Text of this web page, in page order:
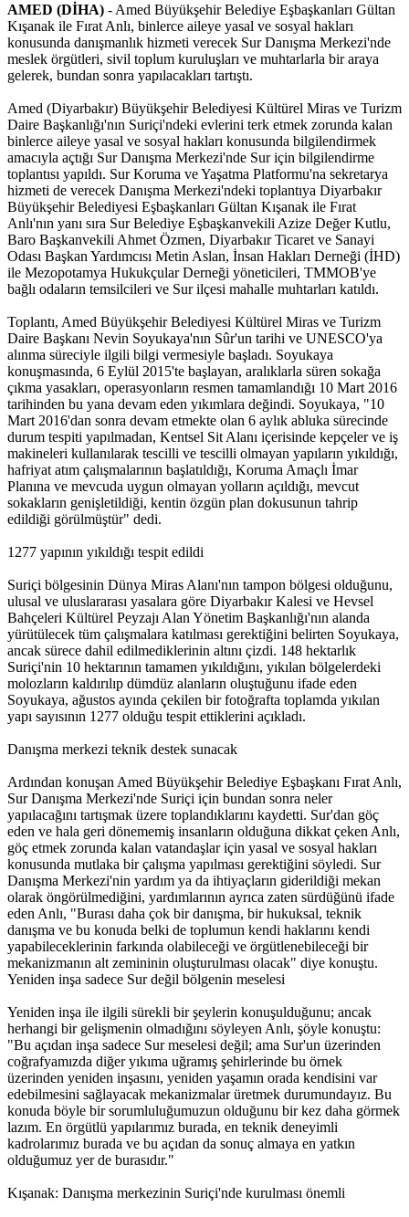
AMED (DİHA) - Amed Büyükşehir Belediye Eşbaşkanları Gültan
Kışanak ile Fırat Anlı, binlerce aileye yasal ve sosyal hakları
konusunda danışmanlık hizmeti verecek Sur Danışma Merkezi'nde
meslek örgütleri, sivil toplum kuruluşları ve muhtarlarla bir araya
gelerek, bundan sonra yapılacakları tartıştı.
Amed (Diyarbakır) Büyükşehir Belediyesi Kültürel Miras ve Turizm
Daire Başkanlığı'nın Suriçi'ndeki evlerini terk etmek zorunda kalan
binlerce aileye yasal ve sosyal hakları konusunda bilgilendirmek
amacıyla açtığı Sur Danışma Merkezi'nde Sur için bilgilendirme
toplantısı yapıldı. Sur Koruma ve Yaşatma Platformu'na sekretarya
hizmeti de verecek Danışma Merkezi'ndeki toplantıya Diyarbakır
Büyükşehir Belediyesi Eşbaşkanları Gültan Kışanak ile Fırat
Anlı'nın yanı sıra Sur Belediye Eşbaşkanvekili Azize Değer Kutlu,
Baro Başkanvekili Ahmet Özmen, Diyarbakır Ticaret ve Sanayi
Odası Başkan Yardımcısı Metin Aslan, İnsan Hakları Derneği (İHD)
ile Mezopotamya Hukukçular Derneği yöneticileri, TMMOB'ye
bağlı odaların temsilcileri ve Sur ilçesi mahalle muhtarları katıldı.
Toplantı, Amed Büyükşehir Belediyesi Kültürel Miras ve Turizm
Daire Başkanı Nevin Soyukaya'nın Sûr'un tarihi ve UNESCO'ya
alınma süreciyle ilgili bilgi vermesiyle başladı. Soyukaya
konuşmasında, 6 Eylül 2015'te başlayan, aralıklarla süren sokağa
çıkma yasakları, operasyonların resmen tamamlandığı 10 Mart 2016
tarihinden bu yana devam eden yıkımlara değindi. Soyukaya, "10
Mart 2016'dan sonra devam etmekte olan 6 aylık abluka sürecinde
durum tespiti yapılmadan, Kentsel Sit Alanı içerisinde kepçeler ve iş
makineleri kullanılarak tescilli ve tescilli olmayan yapıların yıkıldığı,
hafriyat atım çalışmalarının başlatıldığı, Koruma Amaçlı İmar
Planına ve mevcuda uygun olmayan yolların açıldığı, mevcut
sokakların genişletildiği, kentin özgün plan dokusunun tahrip
edildiği görülmüştür" dedi.
1277 yapının yıkıldığı tespit edildi
Suriçi bölgesinin Dünya Miras Alanı'nın tampon bölgesi olduğunu,
ulusal ve uluslararası yasalara göre Diyarbakır Kalesi ve Hevsel
Bahçeleri Kültürel Peyzajı Alan Yönetim Başkanlığı'nın alanda
yürütülecek tüm çalışmalara katılması gerektiğini belirten Soyukaya,
ancak sürece dahil edilmediklerinin altını çizdi. 148 hektarlık
Suriçi'nin 10 hektarının tamamen yıkıldığını, yıkılan bölgelerdeki
molozların kaldırılıp dümdüz alanların oluştuğunu ifade eden
Soyukaya, ağustos ayında çekilen bir fotoğrafta toplamda yıkılan
yapı sayısının 1277 olduğu tespit ettiklerini açıkladı.
Danışma merkezi teknik destek sunacak
Ardından konuşan Amed Büyükşehir Belediye Eşbaşkanı Fırat Anlı,
Sur Danışma Merkezi'nde Suriçi için bundan sonra neler
yapılacağını tartışmak üzere toplandıklarını kaydetti. Sur'dan göç
eden ve hala geri dönememiş insanların olduğuna dikkat çeken Anlı,
göç etmek zorunda kalan vatandaşlar için yasal ve sosyal hakları
konusunda mutlaka bir çalışma yapılması gerektiğini söyledi. Sur
Danışma Merkezi'nin yardım ya da ihtiyaçların giderildiği mekan
olarak öngörülmediğini, yardımlarının ayrıca zaten sürdüğünü ifade
eden Anlı, "Burası daha çok bir danışma, bir hukuksal, teknik
danışma ve bu konuda belki de toplumun kendi haklarını kendi
yapabileceklerinin farkında olabileceği ve örgütlenebileceği bir
mekanizmanın alt zemininin oluşturulması olacak" diye konuştu.
Yeniden inşa sadece Sur değil bölgenin meselesi
Yeniden inşa ile ilgili sürekli bir şeylerin konuşulduğunu; ancak
herhangi bir gelişmenin olmadığını söyleyen Anlı, şöyle konuştu:
"Bu açıdan inşa sadece Sur meselesi değil; ama Sur'un üzerinden
coğrafyamızda diğer yıkıma uğramış şehirlerinde bu örnek
üzerinden yeniden inşasını, yeniden yaşamın orada kendisini var
edebilmesini sağlayacak mekanizmalar üretmek durumundayız. Bu
konuda böyle bir sorumluluğumuzun olduğunu bir kez daha görmek
lazım. En örgütlü yapılarımız burada, en teknik deneyimli
kadrolarımız burada ve bu açıdan da sonuç almaya en yatkın
olduğumuz yer de burasıdır."
Kışanak: Danışma merkezinin Suriçi'nde kurulması önemli